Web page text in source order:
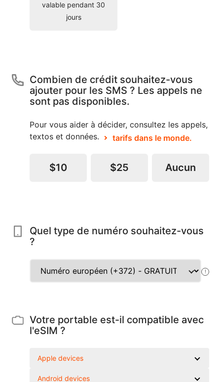
valable pendant 30
jours
Combien de crédit souhaitez-vous
ajouter pour les SMS ? Les appels ne
sont pas disponibles.
Pour vous aider à décider, consultez les appels,
textos et données.
tarifs dans le monde.
$10 $25 Aucun
Quel type de numéro souhaitez-vous
?
!
Votre portable est-il compatible avec
l'eSIM ?
Apple devices
Android devices